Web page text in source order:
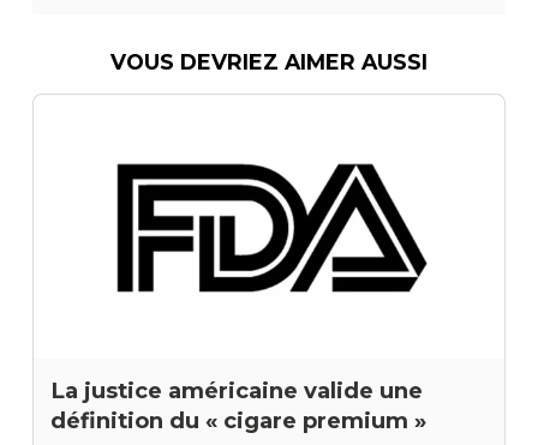
VOUS DEVRIEZ AIMER AUSSI
La justice américaine valide une
définition du « cigare premium »